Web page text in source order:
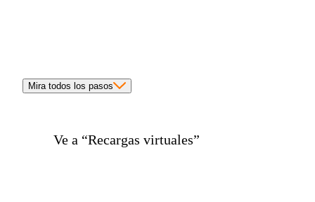
Mira todos los pasos
Ve a “Recargas virtuales”